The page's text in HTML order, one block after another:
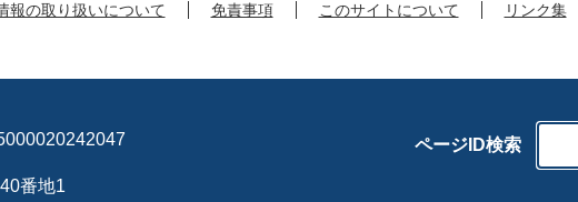
報の取り扱いについて 免責事項 このサイトについて リンク集
番地1
ページID検索